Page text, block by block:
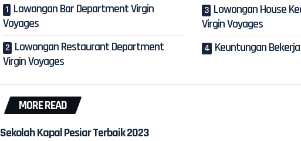
Lowongan Bar Department Virgin
Voyages
Lowongan Restaurant Department
Virgin Voyages
Lowongan House
Virgin Voyages
Keuntungan
MORE READ
Sekolah Kapal Pesiar Terbaik 2023